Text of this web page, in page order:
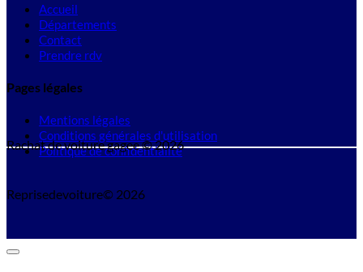
Accueil
Départements
Contact
Prendre rdv
Pages légales
Mentions légales
Conditions générales d'utilisation
Politique de confidentialité
Rachat de voiture gagee © 2026
Reprisedevoiture© 2026